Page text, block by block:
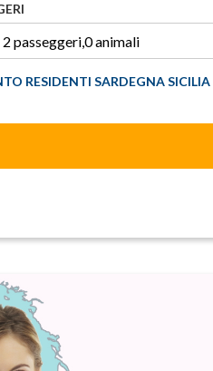
RESIDENTI SARDEGNA SICILIA